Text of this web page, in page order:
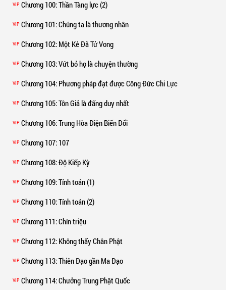
VIP Chương 100: Thần Tàng lực (2)
VIP Chương 101: Chúng ta là thương nhân
VIP Chương 102: Một Kẻ Đã Tử Vong
VIP Chương 103: Vứt bỏ họ là chuyện thường
VIP Chương 104: Phương pháp đạt được Công Đức Chi Lực
VIP Chương 105: Tôn Giả là đấng duy nhất
VIP Chương 106: Trung Hòa Điện Biến Đổi
VIP Chương 107: 107
VIP Chương 108: Độ Kiếp Kỳ
VIP Chương 109: Tính toán (1)
VIP Chương 110: Tính toán (2)
VIP Chương 111: Chín triệu
VIP Chương 112: Không thấy Chân Phật
VIP Chương 113: Thiên Đạo gần Ma Đạo
VIP Chương 114: Chưởng Trung Phật Quốc